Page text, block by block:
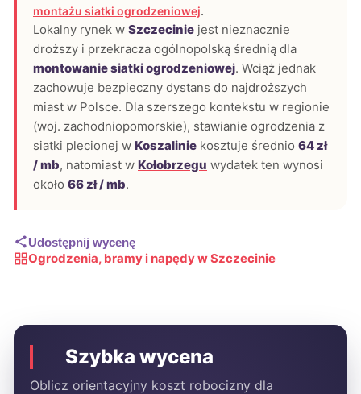
montażu siatki ogrodzeniowej.
Lokalny rynek w Szczecinie jest nieznacznie
droższy i przekracza ogólnopolską średnią dla
montowanie siatki ogrodzeniowej. Wciąż jednak
zachowuje bezpieczny dystans do najdroższych
miast w Polsce. Dla szerszego kontekstu w regionie
(woj. zachodniopomorskie), stawianie ogrodzenia z
siatki plecionej w Koszalinie kosztuje średnio 64 zł
/ mb, natomiast w Kołobrzegu wydatek ten wynosi
około 66 zł / mb.
Udostępnij wycenę
Ogrodzenia, bramy i napędy w Szczecinie
Szybka wycena
Oblicz orientacyjny koszt robocizny dla